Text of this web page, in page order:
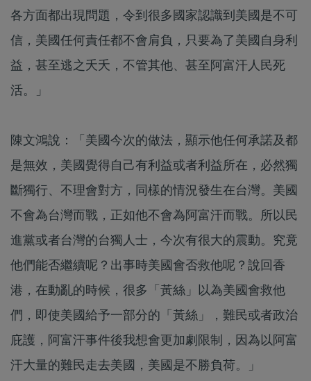
各方面都出現問題，令到很多國家認識到美國是不可
信，美國任何責任都不會肩負，只要為了美國自身利
益，甚至逃之夭夭，不管其他、甚至阿富汗人民死
活。」
陳文鴻說：「美國今次的做法，顯示他任何承諾及都
是無效，美國覺得自己有利益或者利益所在，必然獨
斷獨行、不理會對方，同樣的情況發生在台灣。美國
不會為台灣而戰，正如他不會為阿富汗而戰。所以民
進黨或者台灣的台獨人士，今次有很大的震動。究竟
他們能否繼續呢？出事時美國會否救他呢？說回香
港，在動亂的時候，很多「黃絲」以為美國會救他
們，即使美國給予一部分的「黃絲」，難民或者政治
庇護，阿富汗事件後我想會更加劇限制，因為以阿富
汗大量的難民走去美國，美國是不勝負荷。」